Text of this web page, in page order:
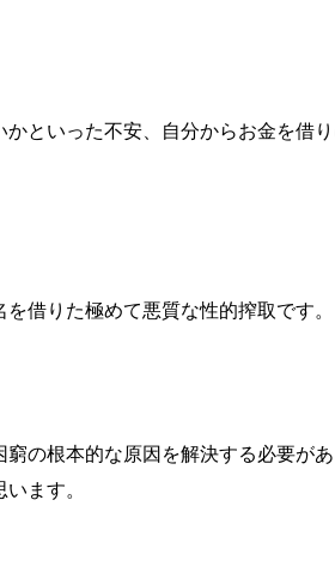
といった不安、自分からお金を借
借りた極めて悪質な性的搾取です。
の根本的な原因を解決する必要が
ます。